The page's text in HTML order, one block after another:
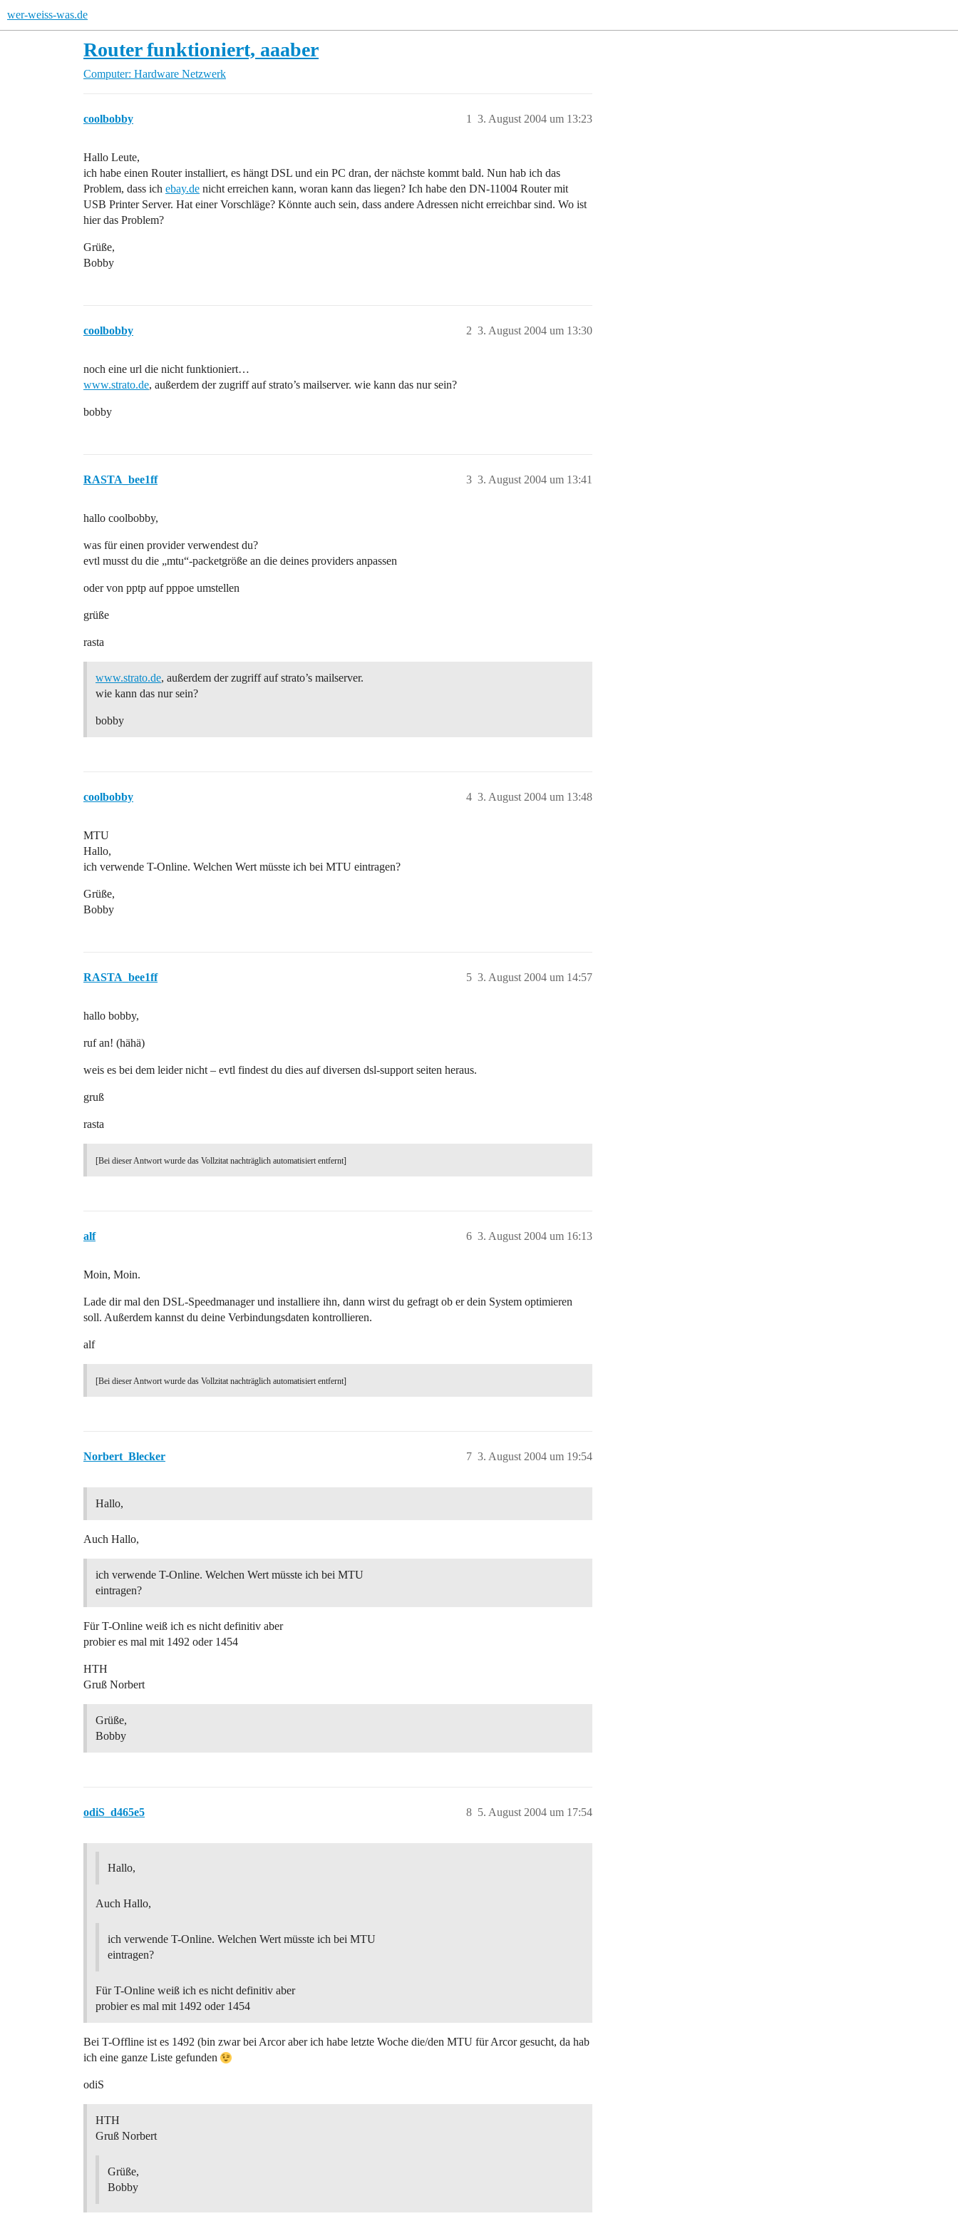
wer-weiss-was.de
Router funktioniert, aaaber
Computer: Hardware Netzwerk
coolbobby 3. August 2004 um 13:23
1
Hallo Leute,
ich habe einen Router installiert, es hängt DSL und ein PC dran, der nächste kommt bald. Nun hab ich das
Problem, dass ich ebay.de nicht erreichen kann, woran kann das liegen? Ich habe den DN-11004 Router mit
USB Printer Server. Hat einer Vorschläge? Könnte auch sein, dass andere Adressen nicht erreichbar sind. Wo ist
hier das Problem?
Grüße,
Bobby
coolbobby 3. August 2004 um 13:30
2
noch eine url die nicht funktioniert…
www.strato.de, außerdem der zugriff auf strato’s mailserver. wie kann das nur sein?
bobby
RASTA_bee1ff 3. August 2004 um 13:41
3
hallo coolbobby,
was für einen provider verwendest du?
evtl musst du die „mtu“-packetgröße an die deines providers anpassen
oder von pptp auf pppoe umstellen
grüße
rasta
www.strato.de, außerdem der zugriff auf strato’s mailserver.
wie kann das nur sein?
bobby
coolbobby 3. August 2004 um 13:48
4
MTU
Hallo,
ich verwende T-Online. Welchen Wert müsste ich bei MTU eintragen?
Grüße,
Bobby
RASTA_bee1ff 3. August 2004 um 14:57
5
hallo bobby,
ruf an! (hähä)
weis es bei dem leider nicht – evtl findest du dies auf diversen dsl-support seiten heraus.
gruß
rasta
[Bei dieser Antwort wurde das Vollzitat nachträglich automatisiert entfernt]
alf 3. August 2004 um 16:13
6
Moin, Moin.
Lade dir mal den DSL-Speedmanager und installiere ihn, dann wirst du gefragt ob er dein System optimieren
soll. Außerdem kannst du deine Verbindungsdaten kontrollieren.
alf
[Bei dieser Antwort wurde das Vollzitat nachträglich automatisiert entfernt]
Norbert_Blecker 3. August 2004 um 19:54
7
Hallo,
Auch Hallo,
ich verwende T-Online. Welchen Wert müsste ich bei MTU
eintragen?
Für T-Online weiß ich es nicht definitiv aber
probier es mal mit 1492 oder 1454
HTH
Gruß Norbert
Grüße,
Bobby
odiS_d465e5 5. August 2004 um 17:54
8
Hallo,
Auch Hallo,
ich verwende T-Online. Welchen Wert müsste ich bei MTU
eintragen?
Für T-Online weiß ich es nicht definitiv aber
probier es mal mit 1492 oder 1454
Bei T-Offline ist es 1492 (bin zwar bei Arcor aber ich habe letzte Woche die/den MTU für Arcor gesucht, da hab
ich eine ganze Liste gefunden
odiS
HTH
Gruß Norbert
Grüße,
Bobby